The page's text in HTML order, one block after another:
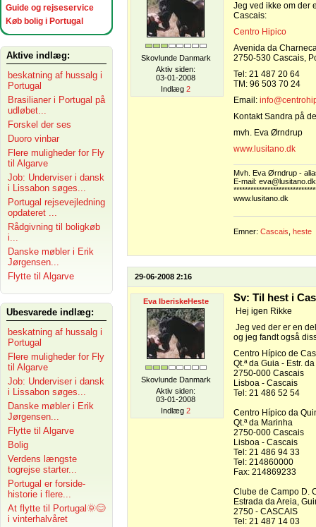
Guide og rejseservice
Køb bolig i Portugal
Aktive indlæg:
beskatning af hussalg i
Portugal
Brasilianer i Portugal på
udløbet...
Forskel der ses
Duoro vinbar
Flere muligheder for Fly
til Algarve
Job: Underviser i dansk
i Lissabon søges...
Portugal rejsevejledning
opdateret ...
Rådgivning til boligkøb
i...
Danske møbler i Erik
Jørgensen...
Flytte til Algarve
Ubesvarede indlæg:
beskatning af hussalg i
Portugal
Flere muligheder for Fly
til Algarve
Job: Underviser i dansk
i Lissabon søges...
Danske møbler i Erik
Jørgensen...
Flytte til Algarve
Bolig
Verdens længste
togrejse starter...
Portugal er forside-
historie i flere...
At flytte til Portugal🌞😊
i vinterhalvåret
Skovlunde Danmark
Aktiv siden:
03-01-2008
Indlæg 2
Jeg ved ikke om der
Cascais:
Centro Hipico
Avenida da
2750-530 Cascais,
Tel: 21 487 20 64
TM: 96 503 70 24
Email:
Kontakt Sandra på
mvh. Eva Ørndrup
www.lusitano.dk
Mvh. Eva Ørndrup -
E-mail: eva@lusitano.dk
www.lusitano.dk
Emner: Cascais, heste
29-06-2008 2:16
Eva IberiskeHeste
Skovlunde Danmark
Aktiv siden:
03-01-2008
Indlæg 2
Sv: Til hest i
Hej igen Rikke
Jeg ved der er en
og jeg fandt også
Centro Hípico de
Qt.ª da Guia - Estr.
2750-000 Cascais
Lisboa - Cascais
Tel: 21 486 52 54
Centro Hípico da
Qt.ª da Marinha
2750-000 Cascais
Lisboa - Cascais
Tel: 21 486 94 33
Tel: 214860000
Fax: 214869233
Clube de Campo D.
Estrada da Areia,
2750 - CASCAIS
Tel: 21 487 14 03